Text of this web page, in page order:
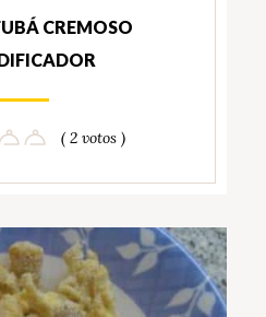
CREMOSO
( 2 votos )